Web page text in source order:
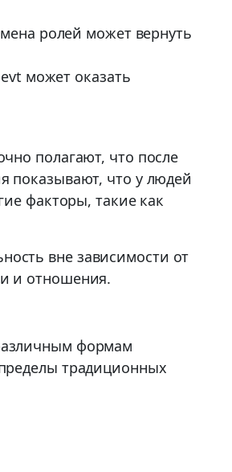
ролей может вернуть
может оказать
полагают, что после
показывают, что у людей
факторы, такие как
вне зависимости от
и отношения.
формам
традиционных